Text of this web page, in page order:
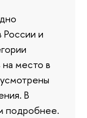
России и
место в
В
подробнее.